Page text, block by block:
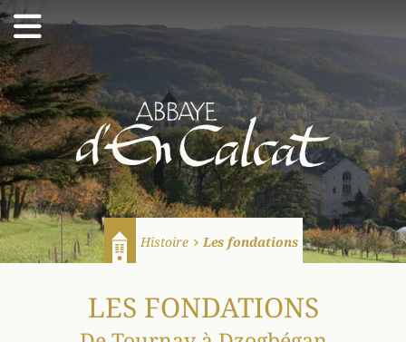
Abbaye d'En Calcat
Histoire Les fondations
LES FONDATIONS